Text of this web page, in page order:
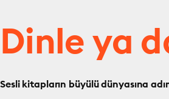
Dinle ya
Sesli kitapların büyülü dünyasına